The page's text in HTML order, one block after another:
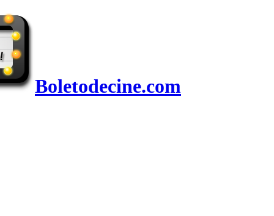
Boletodecine.com